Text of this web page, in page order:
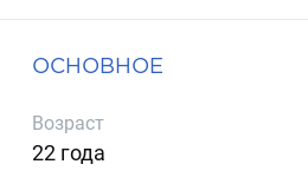
ОСНОВНОЕ
Возраст
22 года